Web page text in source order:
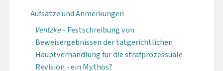
Aufsätze und Anmerkungen
Ventzke- Festschreibung von
Beweisergebnissen der tatgerichtlichen
Hauptverhandlung für die strafprozessuale
Revision - ein Mythos?